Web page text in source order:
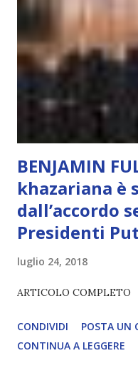
L’intelligenza può
non può essere
l’esperienza. Come
diventerà sempre più
2035), emergeranno
lampante: L’IA sarà in gr...
BENJAMIN
khazariana è
dall’accordo
Presidenti
luglio 24, 2018
ARTICOLO COMPLETO
CONDIVIDI
POSTA UN
CONTINUA A LEGGERE